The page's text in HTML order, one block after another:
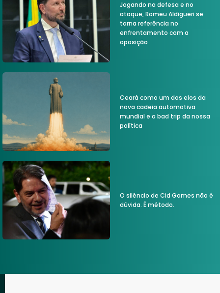
Jogando na defesa e no
ataque, Romeu Aldigueri se
torna referência no
enfrentamento com a
oposição
Ceará como um dos elos da
nova cadeia automotiva
mundial e a bad trip da nossa
política
O silêncio de Cid Gomes não é
dúvida. É método.